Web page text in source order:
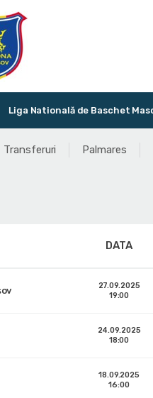
de Baschet Masculin
Transferuri Palmares
DATA
27.09.2025
19:00
24.09.2025
18:00
18.09.2025
16:00